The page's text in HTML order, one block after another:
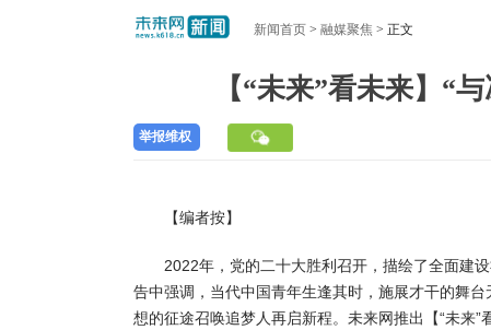
新闻首页 > 融媒聚焦 > 正文
【“未来”看未来】“
【编者按】
2022年，党的二十大胜利召开，描绘了全面建设
告中强调，当代中国青年生逢其时，施展才干的舞
想的征途召唤追梦人再启新程。未来网推出【“未来
举报维权